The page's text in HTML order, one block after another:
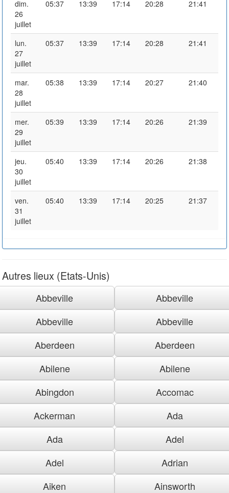
dim.
26
juillet
05:37 13:39 17:14 20:28 21:41
lun.
27
juillet
05:37 13:39 17:14 20:28 21:41
mar.
28
juillet
05:38 13:39 17:14 20:27 21:40
mer.
29
juillet
05:39 13:39 17:14 20:26 21:39
jeu.
30
juillet
05:40 13:39 17:14 20:26 21:38
ven.
31
juillet
05:40 13:39 17:14 20:25 21:37
Autres lieux (Etats-Unis)
Abbeville
Abbeville
Abbeville
Abbeville
Aberdeen
Aberdeen
Abilene
Abilene
Abingdon
Accomac
Ackerman
Ada
Ada
Adel
Adel
Adrian
Aiken
Ainsworth